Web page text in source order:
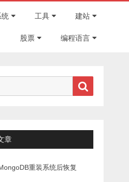
统 工具 建站
股票 编程语言
章
重装系统后恢复